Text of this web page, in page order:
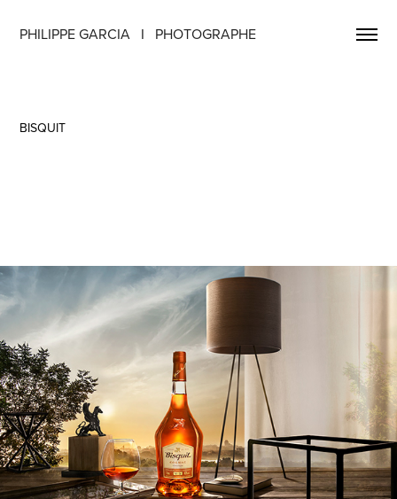
PHILIPPE GARCIA   I   PHOTOGRAPHE
BISQUIT